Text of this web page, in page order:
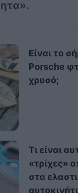
».
Είναι το
Porsche
χρυσό;
Τι είναι
«τρίχες»
στα